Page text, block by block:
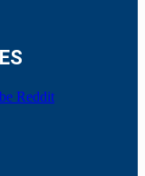
Reddit